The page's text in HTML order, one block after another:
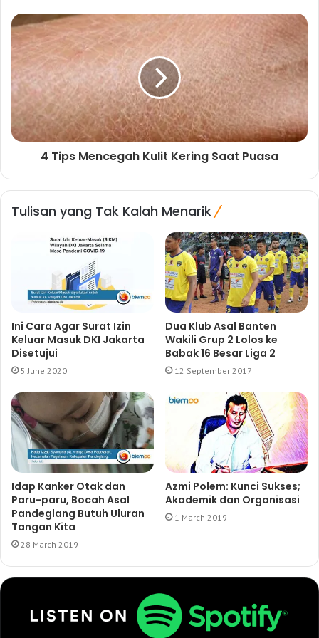
4 Tips Mencegah Kulit Kering Saat Puasa
Tulisan yang Tak Kalah Menarik
Ini Cara Agar Surat Izin
Keluar Masuk DKI Jakarta
Disetujui
5 June 2020
Dua Klub Asal Banten
Wakili Grup 2 Lolos ke
Babak 16 Besar Liga 2
12 September 2017
Idap Kanker Otak dan
Paru-paru, Bocah Asal
Pandeglang Butuh Uluran
Tangan Kita
28 March 2019
Azmi Polem: Kunci Sukses;
Akademik dan Organisasi
1 March 2019